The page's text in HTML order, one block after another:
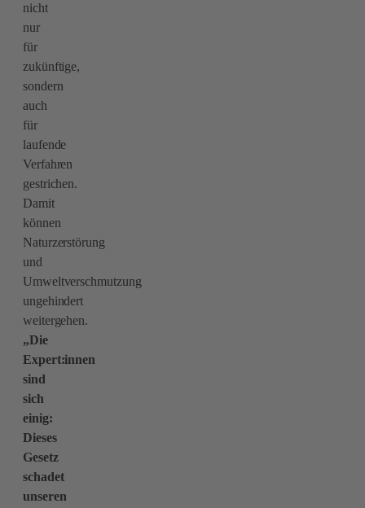
nicht
nur
für
zukünftige,
sondern
auch
für
laufende
Verfahren
gestrichen.
Damit
können
Naturzerstörung
und
Umweltverschmutzung
ungehindert
weitergehen.
„Die
Expert:innen
sind
sich
einig:
Dieses
Gesetz
schadet
unseren